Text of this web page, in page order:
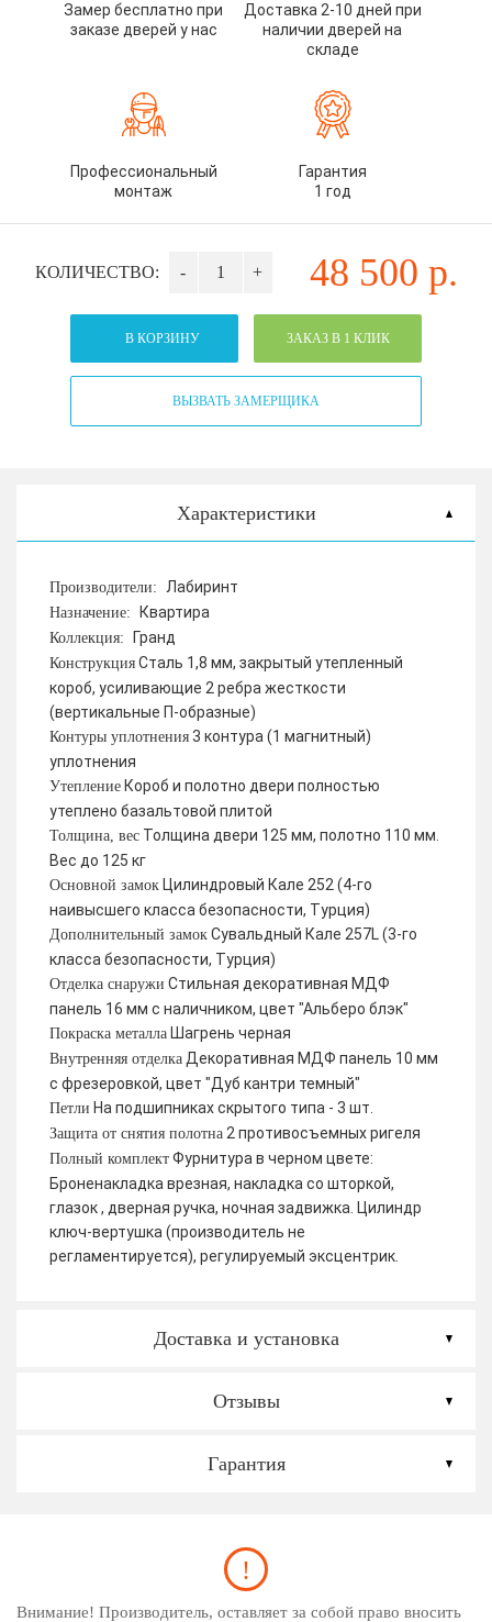
Замер бесплатно при
заказе дверей у нас
Доставка 2-10 дней при
наличии дверей на
складе
Профессиональный
монтаж
Гарантия
1 год
КОЛИЧЕСТВО: - + 48 500 р.
В КОРЗИНУ ЗАКАЗ В 1 КЛИК
ВЫЗВАТЬ ЗАМЕРЩИКА
Характеристики
Производители: Лабиринт
Назначение: Квартира
Коллекция: Гранд
Конструкция Сталь 1,8 мм, закрытый утепленный
короб, усиливающие 2 ребра жесткости
(вертикальные П-образные)
Контуры уплотнения 3 контура (1 магнитный)
уплотнения
Утепление Короб и полотно двери полностью
утеплено базальтовой плитой
Толщина, вес Толщина двери 125 мм, полотно 110 мм.
Вес до 125 кг
Основной замок Цилиндровый Кале 252 (4-го
наивысшего класса безопасности, Турция)
Дополнительный замок Сувальдный Кале 257L (3-го
класса безопасности, Турция)
Отделка снаружи Стильная декоративная МДФ
панель 16 мм с наличником, цвет "Альберо блэк"
Покраска металла Шагрень черная
Внутренняя отделка Декоративная МДФ панель 10 мм
с фрезеровкой, цвет "Дуб кантри темный"
Петли На подшипниках скрытого типа - 3 шт.
Защита от снятия полотна 2 противосъемных ригеля
Полный комплект Фурнитура в черном цвете:
Броненакладка врезная, накладка со шторкой,
глазок , дверная ручка, ночная задвижка. Цилиндр
ключ-вертушка (производитель не
регламентируется), регулируемый эксцентрик.
Доставка и установка
Отзывы
Гарантия
Внимание! Производитель, оставляет за собой право вносить